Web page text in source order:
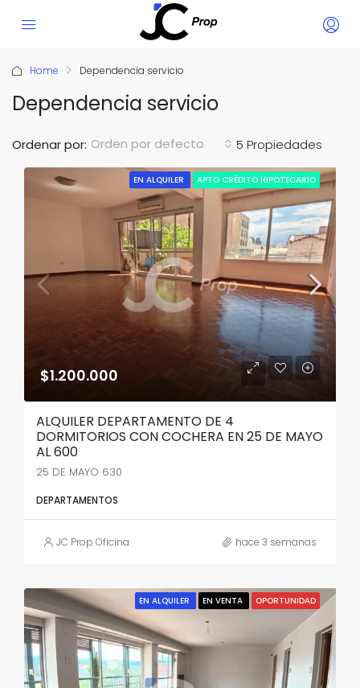
Home Dependencia servicio
Dependencia servicio
5 Propiedades
Ordenar por: Orden por defecto
EN ALQUILER APTO CRÉDITO HIPOTECARIO
$1.200.000
ALQUILER DEPARTAMENTO DE 4
DORMITORIOS CON COCHERA EN 25 DE MAYO
AL 600
25 DE MAYO 630
DEPARTAMENTOS
JC Prop Oficina hace 3 semanas
EN ALQUILER EN VENTA OPORTUNIDAD